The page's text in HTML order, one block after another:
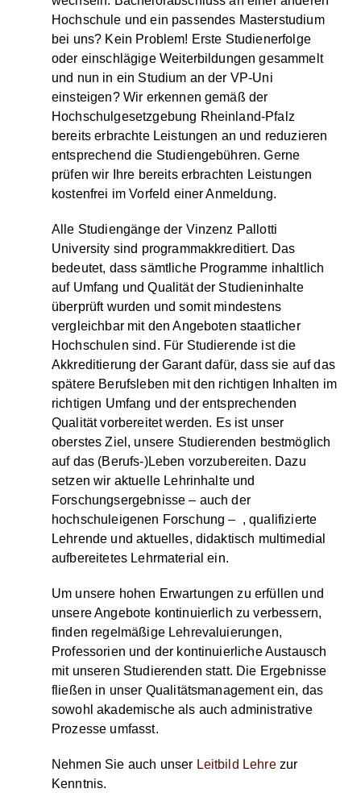
Hochschule und ein passendes Masterstudium
bei uns? Kein Problem! Erste Studienerfolge
oder einschlägige Weiterbildungen gesammelt
und nun in ein Studium an der VP-Uni
einsteigen? Wir erkennen gemäß der
Hochschulgesetzgebung Rheinland-Pfalz
bereits erbrachte Leistungen an und reduzieren
entsprechend die Studiengebühren. Gerne
prüfen wir Ihre bereits erbrachten Leistungen
kostenfrei im Vorfeld einer Anmeldung.
Alle Studiengänge der Vinzenz Pallotti
University sind programmakkreditiert. Das
bedeutet, dass sämtliche Programme inhaltlich
auf Umfang und Qualität der Studieninhalte
überprüft wurden und somit mindestens
vergleichbar mit den Angeboten staatlicher
Hochschulen sind. Für Studierende ist die
Akkreditierung der Garant dafür, dass sie auf das
spätere Berufsleben mit den richtigen Inhalten im
richtigen Umfang und der entsprechenden
Qualität vorbereitet werden. Es ist unser
oberstes Ziel, unsere Studierenden bestmöglich
auf das (Berufs-)Leben vorzubereiten. Dazu
setzen wir aktuelle Lehrinhalte und
Forschungsergebnisse – auch der
hochschuleigenen Forschung – , qualifizierte
Lehrende und aktuelles, didaktisch multimedial
aufbereitetes Lehrmaterial ein.
Um unsere hohen Erwartungen zu erfüllen und
unsere Angebote kontinuierlich zu verbessern,
finden regelmäßige Lehrevaluierungen,
Professorien und der kontinuierliche Austausch
mit unseren Studierenden statt. Die Ergebnisse
fließen in unser Qualitätsmanagement ein, das
sowohl akademische als auch administrative
Prozesse umfasst.
Nehmen Sie auch unser Leitbild Lehrezur
Kenntnis.